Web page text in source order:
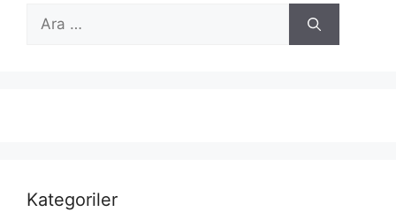
için
Kategoriler